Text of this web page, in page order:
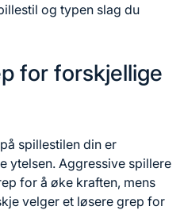
og typen slag du
for forskjellige
spillestilen din er
ytelsen. Aggressive spillere
for å øke kraften, mens
velger et løsere grep for